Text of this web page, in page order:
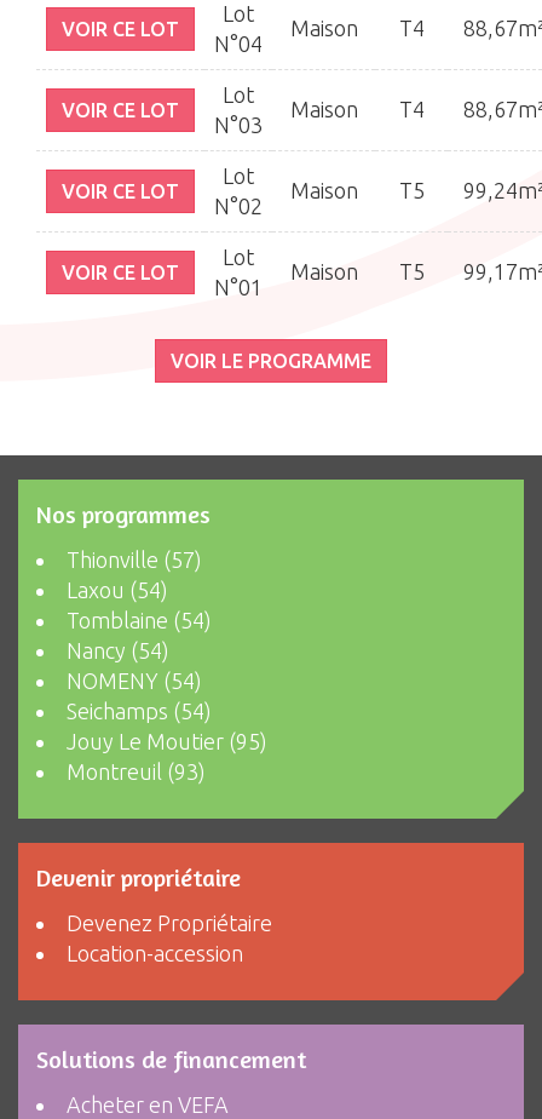
VOIR CE LOT
Lot
N°04
Maison T4
VOIR CE LOT
Lot
N°03
Maison T4
VOIR CE LOT
Lot
N°02
Maison T5
VOIR CE LOT
Lot
N°01
Maison T5
VOIR LE PROGRAMME
Nos programmes
Thionville (57)
Laxou (54)
Tomblaine (54)
Nancy (54)
NOMENY (54)
Seichamps (54)
Jouy Le Moutier (95)
Montreuil (93)
Devenir propriétaire
Devenez Propriétaire
Location-accession
Solutions de financement
Acheter en VEFA